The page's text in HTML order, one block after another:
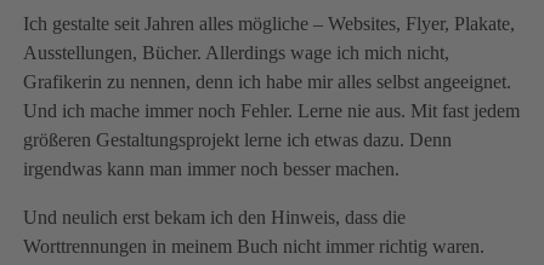
Ich gestalte seit Jahren alles mögliche – Websites, Flyer, Plakate,
Ausstellungen, Bücher. Allerdings wage ich mich nicht,
Grafikerin zu nennen, denn ich habe mir alles selbst angeeignet.
Und ich mache immer noch Fehler. Lerne nie aus. Mit fast jedem
größeren Gestaltungsprojekt lerne ich etwas dazu. Denn
irgendwas kann man immer noch besser machen.
Und neulich erst bekam ich den Hinweis, dass die
Worttrennungen in meinem Buch nicht immer richtig waren.